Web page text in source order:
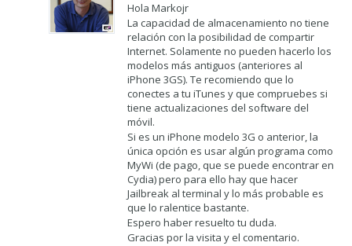
Hola Markojr
La capacidad de almacenamiento no tiene
relación con la posibilidad de compartir
Internet. Solamente no pueden hacerlo los
modelos más antiguos (anteriores al
iPhone 3GS). Te recomiendo que lo
conectes a tu iTunes y que compruebes si
tiene actualizaciones del software del
móvil.
Si es un iPhone modelo 3G o anterior, la
única opción es usar algún programa como
MyWi (de pago, que se puede encontrar en
Cydia) pero para ello hay que hacer
Jailbreak al terminal y lo más probable es
que lo ralentice bastante.
Espero haber resuelto tu duda.
Gracias por la visita y el comentario.